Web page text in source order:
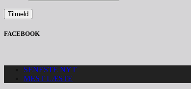
FACEBOOK
SENESTE NYT
MEST LÆSTE